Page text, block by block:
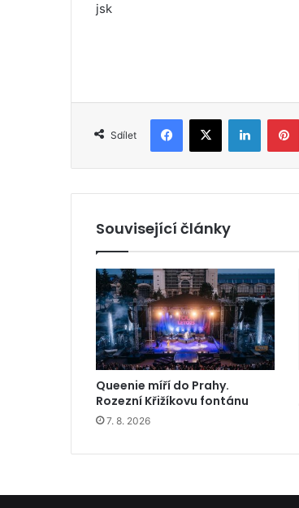
jsk
Sdílet
Související články
Queenie míří do Prahy.
Rozezní Křižíkovu fontánu
7. 8. 2026